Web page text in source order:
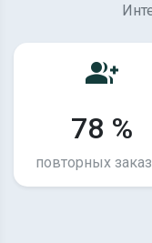
group_add
78 %
повторных